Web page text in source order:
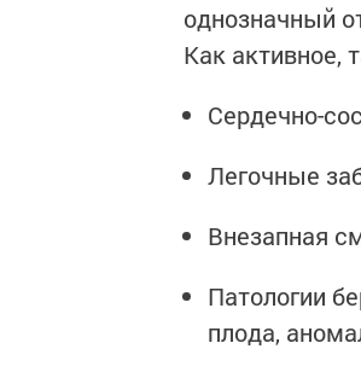
однозначный
Как активное,
Сердечно-
Легочные
Внезапная
Патологии
плода,